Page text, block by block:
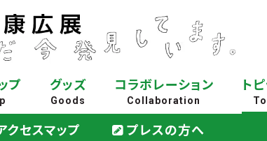
プ グッズ
Goods
コラボレーション
Collaboration
ト
クセスマップ プレスの方へ